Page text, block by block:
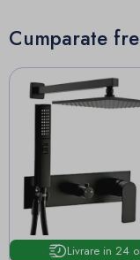
Cumparate
Livrare in 24